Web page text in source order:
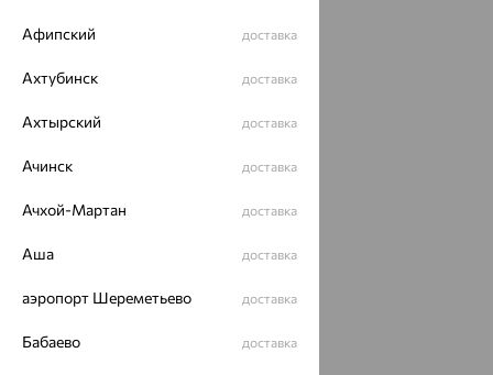
Акции
ул. Зегеля, 27/2
8 (800) 250-02-30
Заказать звонок
Афипский доставка
Ахтубинск доставка
Ахтырский доставка
Ачинск доставка
Ачхой-Мартан доставка
Аша доставка
аэропорт Шереметьево доставка
Бабаево доставка